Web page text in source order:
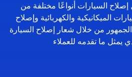
السيارات أنواعًا مختلفة من
الميكانيكية والكهربائية وإصلاح
من خلال شعار إصلاح السيارة